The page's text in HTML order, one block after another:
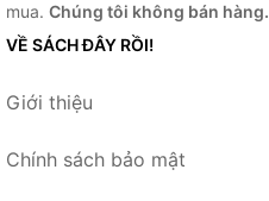
mua. Chúng tôi không bán hàng.
VỀ SÁCH ĐÂY RỒI!
Giới thiệu
Chính sách bảo mật